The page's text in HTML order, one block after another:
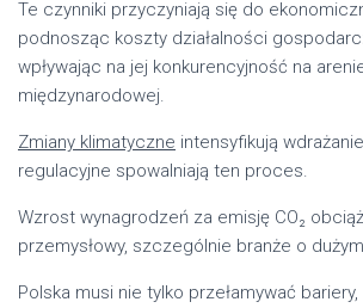
Te czynniki przyczyniają się do
podnosząc koszty działalności
wpływając na jej konkurencyjność na
międzynarodowej.
Zmiany klimatyczne intensyfikują
regulacyjne spowalniają ten proces.
Wzrost wynagrodzeń za emisję CO₂
przemysłowy, szczególnie branże o
Polska musi nie tylko przełamywać